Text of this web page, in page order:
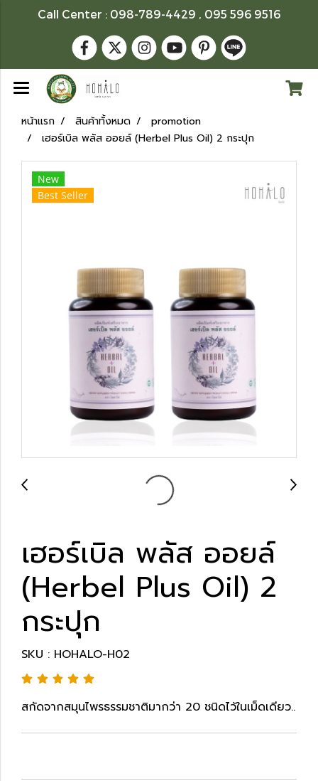
Call Center : 098-789-4429 , 095 596 9516
หน้าแรก สินค้าทั้งหมด
promotion
เฮอร์เบิล พลัส ออยล์ (Herbel Plus Oil) 2 กระปุก
New
Best Seller
เฮอร์เบิล พลัส ออยล์
(Herbel Plus Oil) 2
กระปุก
SKU : HOHALO-H02
สกัดจากสมุนไพรธรรมชาติมากว่า 20 ชนิดไว้ในเม็ดเดียว..